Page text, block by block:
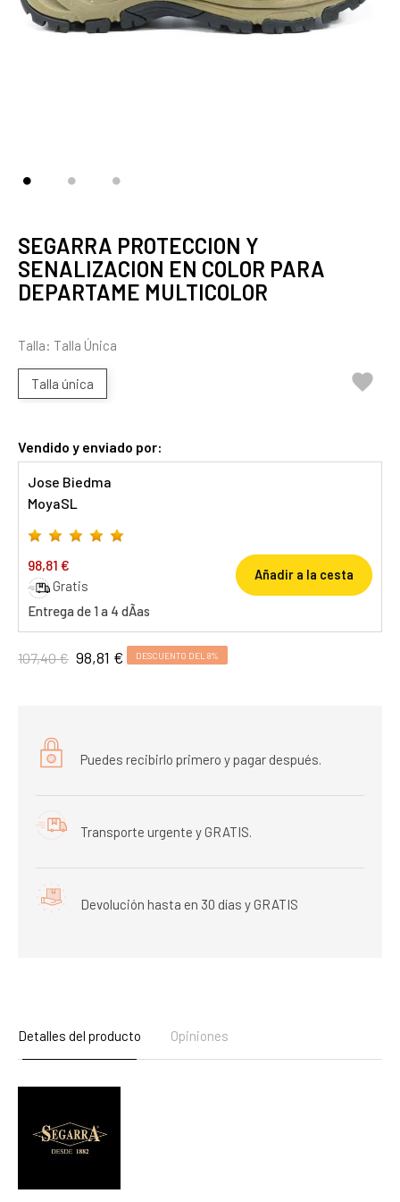
SEGARRA PROTECCION Y
SENALIZACION EN COLOR PARA
DEPARTAME MULTICOLOR
Talla: Talla Única
Talla única 
Vendido y enviado por:
Jose Biedma
MoyaSL
98,81 €
Gratis
Entrega de 1 a 4 dÃ­as
Añadir a la cesta
107,40 € 98,81 € DESCUENTO DEL 8%
Puedes recibirlo primero y pagar después.
Transporte urgente y GRATIS.
Devolución hasta en 30 días y GRATIS
Detalles del producto Opiniones